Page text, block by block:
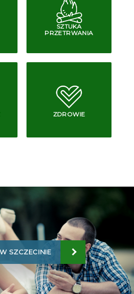
SZTUKA
PRZETRWANIA
ZDROWIE
SZCZECINIE